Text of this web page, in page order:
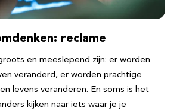
reclame
en meeslepend zijn: er worden
veranderd, er worden prachtige
levens veranderen. En soms is het
kijken naar iets waar je je